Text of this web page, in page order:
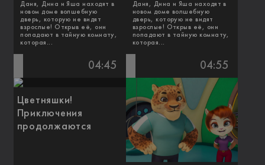
Даня, Дина и Яша находят в
новом доме волшебную
дверь, которую не видят
взрослые! Открыв её, они
попадают в тайную комнату,
которая...
Даня, Дина и Яша находят в
новом доме волшебную
дверь, которую не видят
взрослые! Открыв её, они
попадают в тайную комнату,
которая...
04:45
Цветняшки!
Приключения
продолжаются
04:55